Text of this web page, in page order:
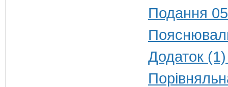
Подання
Додаток